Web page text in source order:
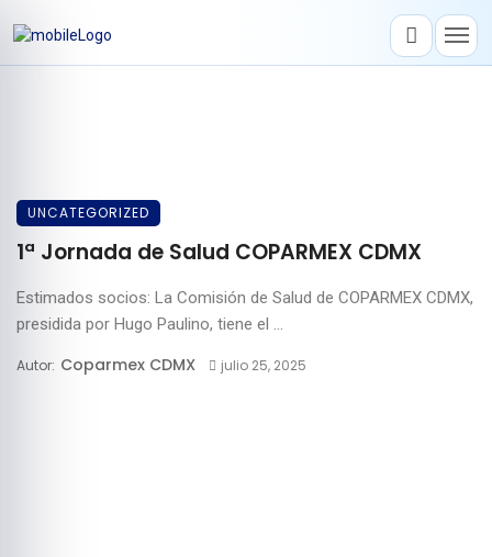
UNCATEGORIZED
1ª Jornada de Salud COPARMEX CDMX
Estimados socios: La Comisión de Salud de COPARMEX CDMX,
presidida por Hugo Paulino, tiene el ...
Autor: Coparmex CDMX julio 25, 2025